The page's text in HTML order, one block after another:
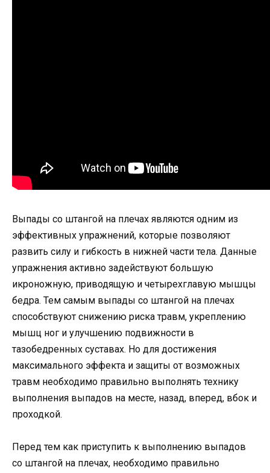
Выпады со штангой на плечах являются одним из
эффективных упражнений, которые позволяют
развить силу и гибкость в нижней части тела. Данные
упражнения активно задействуют большую
икроножную, приводящую и четырехглавую мышцы
бедра. Тем самым выпады со штангой на плечах
способствуют снижению риска травм, укреплению
мышц ног и улучшению подвижности в
тазобедренных суставах. Но для достижения
максимального эффекта и защиты от возможных
травм необходимо правильно выполнять технику
выполнения выпадов на месте, назад, вперед, вбок и
проходкой.
Перед тем как приступить к выполнению выпадов
со штангой на плечах, необходимо правильно